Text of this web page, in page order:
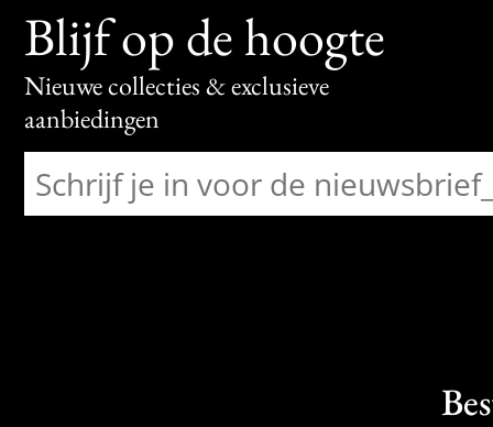
Blijf op de hoogte
Nieuwe collecties & exclusieve
aanbiedingen